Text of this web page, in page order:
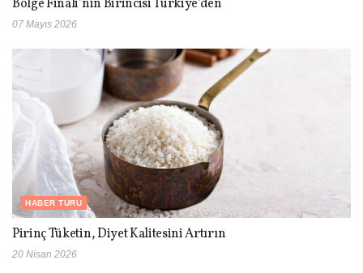
Bölge Finali’nin Birincisi Türkiye’den
07 Mayıs 2026
HABER TURU
Pirinç Tüketin, Diyet Kalitesini Artırın
20 Nisan 2026